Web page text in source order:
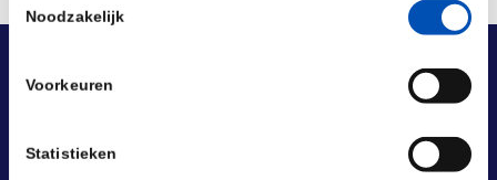
Noodzakelijk
Voorkeuren
Statistieken